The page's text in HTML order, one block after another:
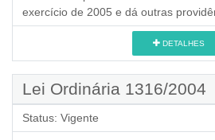
exercício de 2005 e dá outras
DETALHES
Lei Ordinária 1316/2004
Status: Vigente